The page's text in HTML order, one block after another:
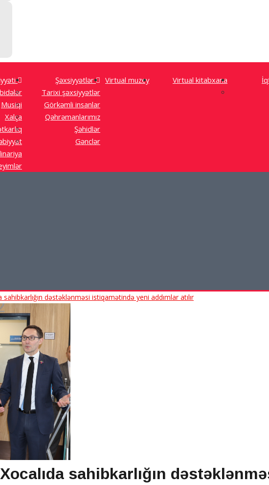
Musiqi
Xalça
Şəxsiyyətlər
Tarixi şəxsiyyətlər
Görkəmli insanlar
Qəhrəmanlarımız
Şəhidlər
Gənclər
Virtual muzey Virtual kitabxana
dəstəklənməsi istiqamətində yeni addımlar atılır
sahibkarlığın